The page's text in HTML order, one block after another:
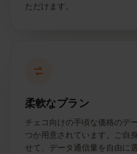
ただけます。
柔軟なプラン
チェコ向けの手頃な価格のデ
つか用意されています。ご自
せて、データ通信量を自由に選